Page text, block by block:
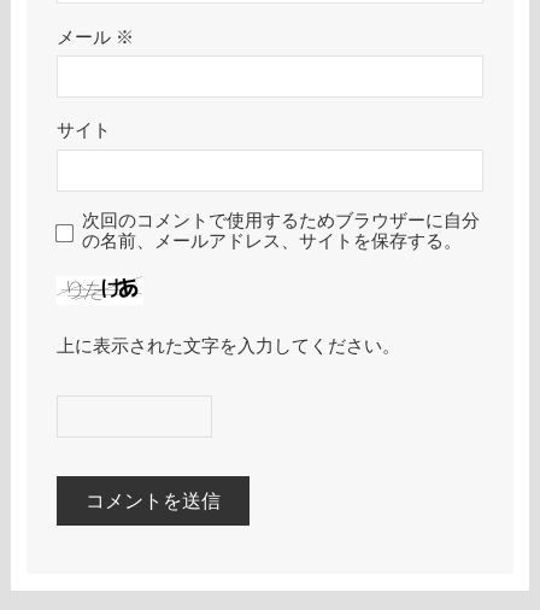
メール ※
サイト
次回のコメントで使用するためブラウザーに自分
の名前、メールアドレス、サイトを保存する。
上に表示された文字を入力してください。